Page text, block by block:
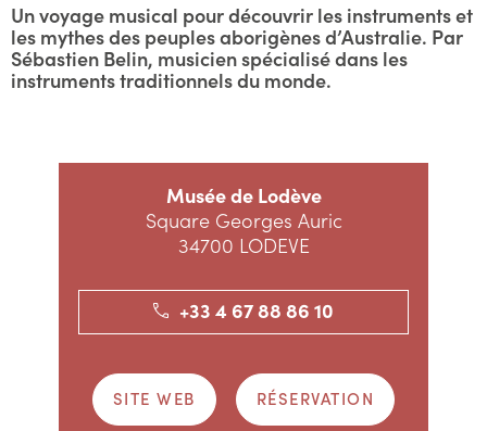
Un voyage musical pour découvrir les instruments et
les mythes des peuples aborigènes d’Australie. Par
Sébastien Belin, musicien spécialisé dans les
instruments traditionnels du monde.
Musée de Lodève
Square Georges Auric
34700 LODEVE
+33 4 67 88 86 10
SITE WEB RÉSERVATION